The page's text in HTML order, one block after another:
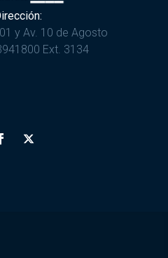
y Av. 10 de Agosto
Ext. 3134